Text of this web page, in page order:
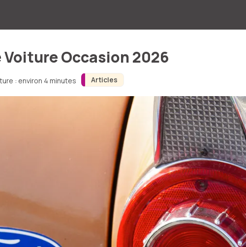
Articles
Voiture Occasion 2026
: environ 4 minutes